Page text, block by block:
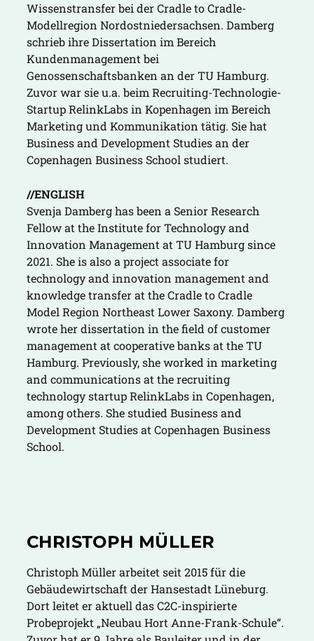
Wissenstransfer bei der Cradle to Cradle-
Modellregion Nordostniedersachsen. Damberg
schrieb ihre Dissertation im Bereich
Kundenmanagement bei
Genossenschaftsbanken an der TU Hamburg.
Zuvor war sie u.a. beim Recruiting-Technologie-
Startup RelinkLabs in Kopenhagen im Bereich
Marketing und Kommunikation tätig. Sie hat
Business and Development Studies an der
Copenhagen Business School studiert.
//ENGLISH
Svenja Damberg has been a Senior Research
Fellow at the Institute for Technology and
Innovation Management at TU Hamburg since
2021. She is also a project associate for
technology and innovation management and
knowledge transfer at the Cradle to Cradle
Model Region Northeast Lower Saxony. Damberg
wrote her dissertation in the field of customer
management at cooperative banks at the TU
Hamburg. Previously, she worked in marketing
and communications at the recruiting
technology startup RelinkLabs in Copenhagen,
among others. She studied Business and
Development Studies at Copenhagen Business
School.
CHRISTOPH MÜLLER
Christoph Müller arbeitet seit 2015 für die
Gebäudewirtschaft der Hansestadt Lüneburg.
Dort leitet er aktuell das C2C-inspirierte
Probeprojekt „Neubau Hort Anne-Frank-Schule“.